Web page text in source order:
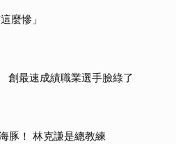
麼慘」
最速成績職業選手臉綠了
豚！ 林克謙是總教練